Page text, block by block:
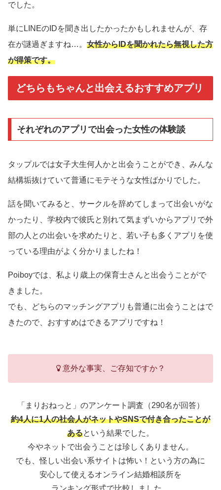
でした。
単にLINEのIDを聞き出したかったかもしれませんが、存
在が謎過ぎますね…。 女性からIDを聞かれたら無視した方
が得策です。
どちらもちゃんと出会えるおすすめアプリ
それぞれのアプリで出会った女性の体験談
タップルでは女子大生何人かと出会うことができ、みんな
結構垢抜けていて普通にモテそうな女性ばかりでした。
話を聞いてみると、サークルを辞めてしまって出会いがな
かったり、学校内で彼氏と別れて気まずいからアプリで外
部の人との出会いを求めたりと、若い子も多くアプリを使
っている理由がよく分かりましたね！
Poiboyでは、私より歳上の保育士さんと出会うことがで
きました。
でも、どちらのマッチングアプリも普通に出会うことはで
きたので、おすすめはできるアプリですね！
意外な事実、ご存知ですか？
「まりおねっと」のアンケート調査（290名が回答）
約4人に1人の社会人がネットやSNSで付き合ったことが
あるという結果でした。
今やネットで出会うことは珍しくありません。
でも、怪しい出会い系サイトは怖い！という方の為に
安心して使えるオンライン結婚相談所を